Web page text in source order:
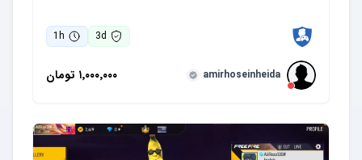
3d
1h
amirhoseinheida ۱٬۰۰۰٬۰۰۰ تومان